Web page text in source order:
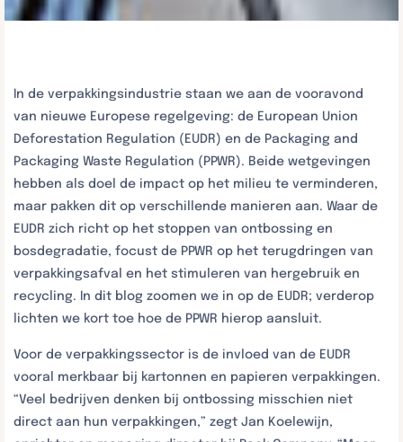
In de verpakkingsindustrie staan we aan de vooravond
van nieuwe Europese regelgeving: de European Union
Deforestation Regulation (EUDR) en de Packaging and
Packaging Waste Regulation (PPWR). Beide wetgevingen
hebben als doel de impact op het milieu te verminderen,
maar pakken dit op verschillende manieren aan. Waar de
EUDR zich richt op het stoppen van ontbossing en
bosdegradatie, focust de PPWR op het terugdringen van
verpakkingsafval en het stimuleren van hergebruik en
recycling. In dit blog zoomen we in op de EUDR; verderop
lichten we kort toe hoe de PPWR hierop aansluit.
Voor de verpakkingssector is de invloed van de EUDR
vooral merkbaar bij kartonnen en papieren verpakkingen.
“Veel bedrijven denken bij ontbossing misschien niet
direct aan hun verpakkingen,” zegt Jan Koelewijn,